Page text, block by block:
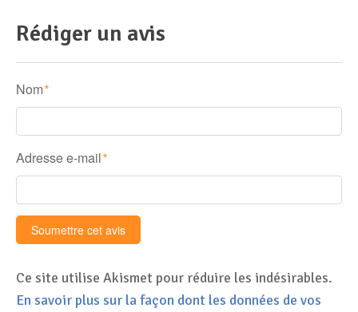
Rédiger un avis
Nom *
Adresse e-mail *
Ce site utilise Akismet pour réduire les indésirables.
En savoir plus sur la façon dont les données de vos